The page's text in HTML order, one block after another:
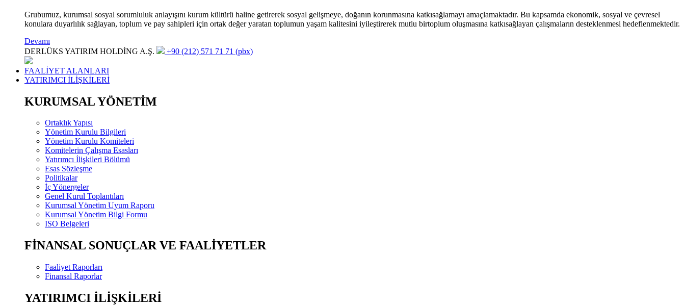
Grubumuz, kurumsal sosyal sorumluluk anlayışını kurum kültürü haline getirerek sosyal gelişmeye, doğanın korunmasına katkısağlamayı amaçlamaktadır. Bu kapsamda ekonomik, sosyal ve çevresel
konulara duyarlılık sağlayan, toplum ve pay sahipleri için ortak değer yaratan toplumun yaşam kalitesini iyileştirerek mutlu birtoplum oluşmasına katkısağlayan çalışmaların desteklenmesi hedeflenmektedir.
Devamı
DERLÜKS YATIRIM HOLDİNG A.Ş.
+90 (212) 571 71 71 (pbx)
FAALİYET ALANLARI
YATIRIMCI İLİŞKİLERİ
KURUMSAL YÖNETİM
Ortaklık Yapısı
Yönetim Kurulu Bilgileri
Yönetim Kurulu Komiteleri
Komitelerin Çalışma Esasları
Yatırımcı İlişkileri Bölümü
Esas Sözleşme
Politikalar
İç Yönergeler
Genel Kurul Toplantıları
Kurumsal Yönetim Uyum Raporu
Kurumsal Yönetim Bilgi Formu
ISO Belgeleri
FİNANSAL SONUÇLAR VE FAALİYETLER
Faaliyet Raporları
Finansal Raporlar
YATIRIMCI İLİŞKİLERİ